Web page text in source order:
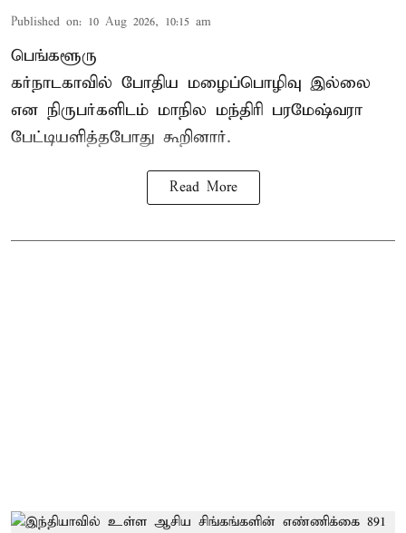
Published on: 10 Aug 2026, 10:15 am
பெங்களூரு
கர்நாடகாவில் போதிய மழைப்பொழிவு இல்லை
என நிருபர்களிடம் மாநில மந்திரி பரமேஷ்வரா
பேட்டியளித்தபோது கூறினார்.
Read More